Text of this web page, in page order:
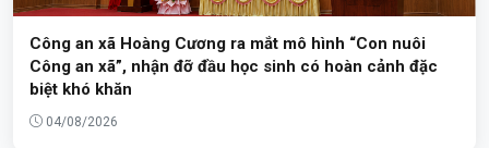
Công an xã Hoàng Cương ra mắt mô hình “Con nuôi
Công an xã”, nhận đỡ đầu học sinh có hoàn cảnh đặc
biệt khó khăn
04/08/2026